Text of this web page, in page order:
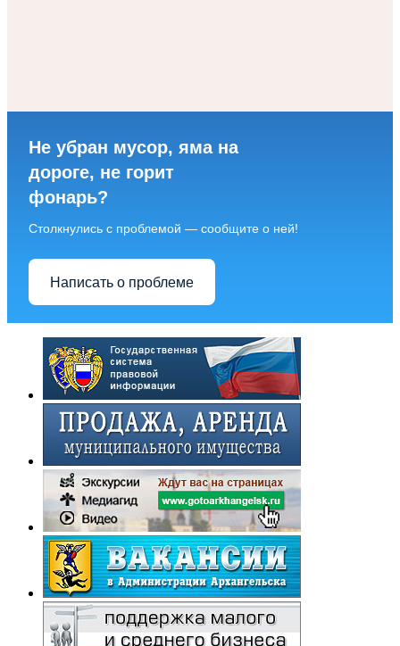
Не убран мусор, яма на
дороге, не горит
фонарь?
Столкнулись с проблемой — сообщите о ней!
Написать о проблеме